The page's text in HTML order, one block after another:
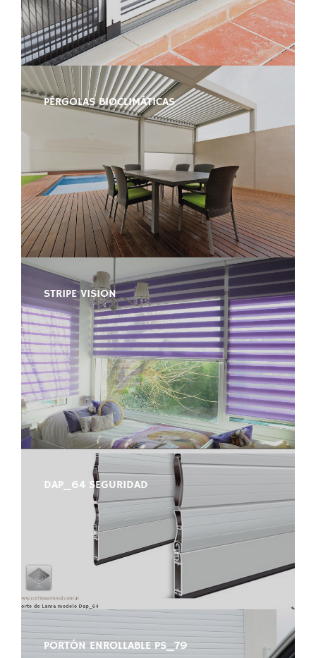
PÉRGOLAS BIOCLIMÁTICAS
STRIPE VISION
DAP_64 SEGURIDAD
PORTÓN ENROLLABLE PS_79